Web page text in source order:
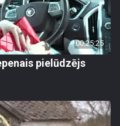
00:25:25
pielūdzējs